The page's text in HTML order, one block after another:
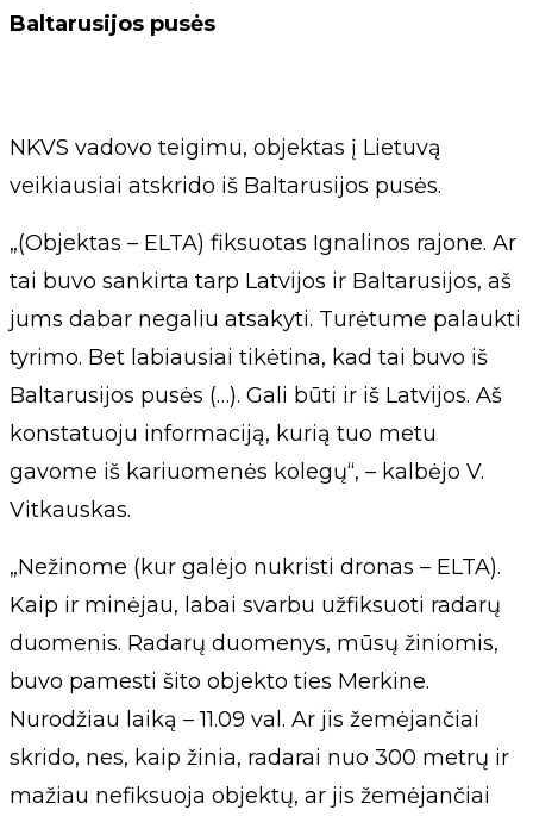
Baltarusijos pusės
NKVS vadovo teigimu, objektas į Lietuvą
veikiausiai atskrido iš Baltarusijos pusės.
„(Objektas – ELTA) fiksuotas Ignalinos rajone. Ar
tai buvo sankirta tarp Latvijos ir Baltarusijos, aš
jums dabar negaliu atsakyti. Turėtume palaukti
tyrimo. Bet labiausiai tikėtina, kad tai buvo iš
Baltarusijos pusės (…). Gali būti ir iš Latvijos. Aš
konstatuoju informaciją, kurią tuo metu
gavome iš kariuomenės kolegų“, – kalbėjo V.
Vitkauskas.
„Nežinome (kur galėjo nukristi dronas – ELTA).
Kaip ir minėjau, labai svarbu užfiksuoti radarų
duomenis. Radarų duomenys, mūsų žiniomis,
buvo pamesti šito objekto ties Merkine.
Nurodžiau laiką – 11.09 val. Ar jis žemėjančiai
skrido, nes, kaip žinia, radarai nuo 300 metrų ir
mažiau nefiksuoja objektų, ar jis žemėjančiai